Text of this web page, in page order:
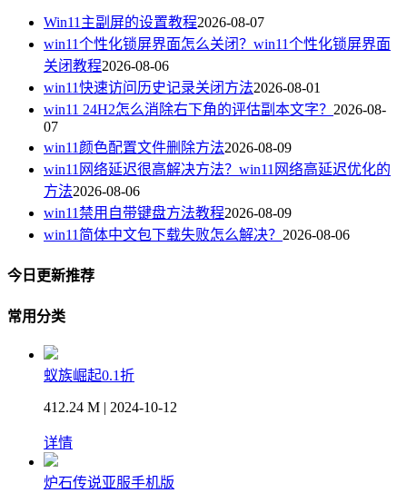
Win11主副屏的设置教程2026-08-07
win11个性化锁屏界面怎么关闭？win11个性化锁屏界面
关闭教程2026-08-06
win11快速访问历史记录关闭方法2026-08-01
win11 24H2怎么消除右下角的评估副本文字？ 2026-08-
07
win11颜色配置文件删除方法2026-08-09
win11网络延迟很高解决方法？win11网络高延迟优化的
方法2026-08-06
win11禁用自带键盘方法教程2026-08-09
win11简体中文包下载失败怎么解决？ 2026-08-06
今日更新推荐
常用分类
蚁族崛起0.1折
412.24 M | 2024-10-12
详情
炉石传说亚服手机版